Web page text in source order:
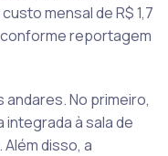
mensal de R$ 1,7
conforme reportagem
No primeiro,
à sala de
disso, a